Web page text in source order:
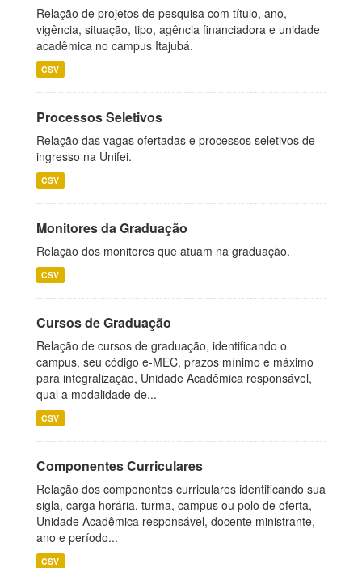
Relação de projetos de pesquisa com título, ano,
vigência, situação, tipo, agência financiadora e unidade
acadêmica no campus Itajubá.
CSV
Processos Seletivos
Relação das vagas ofertadas e processos seletivos de
ingresso na Unifei.
CSV
Monitores da Graduação
Relação dos monitores que atuam na graduação.
CSV
Cursos de Graduação
Relação de cursos de graduação, identificando o
campus, seu código e-MEC, prazos mínimo e máximo
para integralização, Unidade Acadêmica responsável,
qual a modalidade de...
CSV
Componentes Curriculares
Relação dos componentes curriculares identificando sua
sigla, carga horária, turma, campus ou polo de oferta,
Unidade Acadêmica responsável, docente ministrante,
ano e período...
CSV